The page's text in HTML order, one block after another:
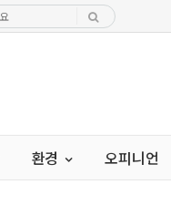
환경 오피니언